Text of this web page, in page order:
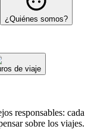
¿Quiénes somos?
de viaje
responsables: cada
sobre los viajes.